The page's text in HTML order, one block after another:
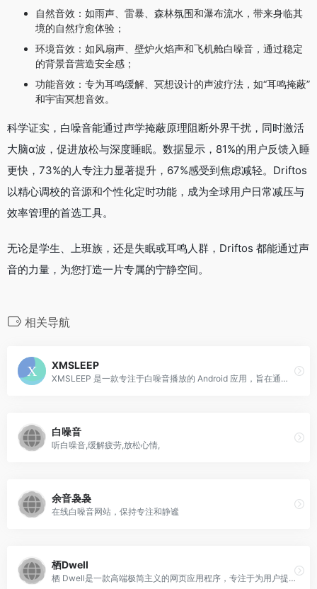
自然音效：如雨声、雷暴、森林氛围和瀑布流水，带来身临其
境的自然疗愈体验；
环境音效：如风扇声、壁炉火焰声和飞机舱白噪音，通过稳定
的背景音营造安全感；
功能音效：专为耳鸣缓解、冥想设计的声波疗法，如“耳鸣掩蔽”
和宇宙冥想音效。
科学证实，白噪音能通过声学掩蔽原理阻断外界干扰，同时激活
大脑α波，促进放松与深度睡眠。数据显示，81%的用户反馈入睡
更快，73%的人专注力显著提升，67%感受到焦虑减轻。Driftos
以精心调校的音源和个性化定时功能，成为全球用户日常减压与
效率管理的首选工具。
无论是学生、上班族，还是失眠或耳鸣人群，Driftos 都能通过声
音的力量，为您打造一片专属的宁静空间。
相关导航
XMSLEEP
XMSLEEP 是一款专注于白噪音播放的 Android 应用，旨在通过自然声音帮助用户放松、专注以及快速入眠。
白噪音
听白噪音,缓解疲劳,放松心情,
余音袅袅
在线白噪音网站，保持专注和静谧
栖Dwell
栖 Dwell是一款高端极简主义的网页应用程序，专注于为用户提供沉浸式的白噪音环境。它旨在通过无缝的视听声景，帮助用户专注、放松和冥想，创造一个无干扰的静谧空间。